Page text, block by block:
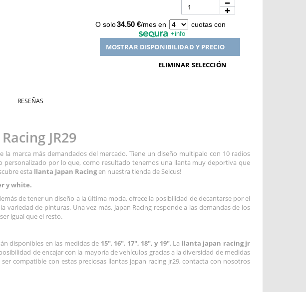
O solo34.50 €/mes en cuotas con
+info
MOSTRAR DISPONIBILIDAD Y PRECIO
ELIMINAR SELECCIÓN
RESEÑAS
JR29
la marca más demandados del mercado. Tiene un diseño multipalo con 10 radios
personalizado por lo que, como resultado tenemos una llanta muy deportiva que
esta llanta Japan Racingen nuestra tienda de Selcus!
y white.
de tener un diseño a la última moda, ofrece la posibilidad de decantarse por el
de pinturas. Una vez más, Japan Racing responde a las demandas de los
igual que el resto.
disponibles en las medidas de 15", 16", 17", 18", y 19". La llanta japan racing jr
de encajar con la mayoría de vehículos gracias a la diversidad de medidas
compatible con estas preciosas llantas japan racing jr29, contacta con nosotros